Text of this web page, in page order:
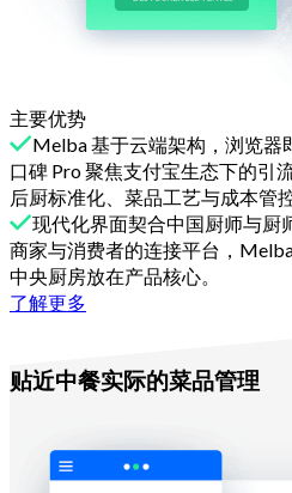
主要优势
Melba 基于云端架构，浏览器
口碑 Pro 聚焦支付宝生态下的引
后厨标准化、菜品工艺与成本管控
现代化界面契合中国厨师与厨
商家与消费者的连接平台，
中央厨房放在产品核心。
了解更多
贴近中餐实际的菜品管理